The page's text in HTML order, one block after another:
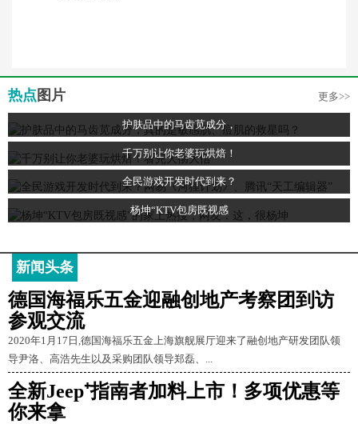
热点 图片 更多>>
护肤品中的马齿苋成分，
千万别让你老婆玩烘焙！
全民游戏开发时代到来？
杨坤“KTV包房既视感
新闻头条
德国海福乐五金迎融创地产考察团到访
参观交流
2020年1月17日,德国海福乐五金上海旗舰展厅迎来了融创地产研发团队领
导尹洛、高浩先生以及采购团队领导郑磊、...
全新Jeep⁺指南者加料上市！多项优惠等
你来拿